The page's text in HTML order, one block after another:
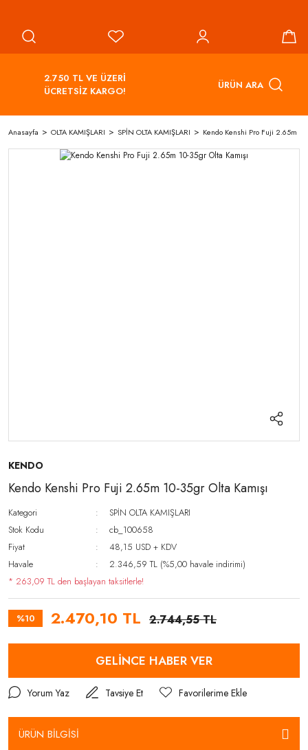
2.750 TL VE ÜZERİ
ÜCRETSİZ KARGO!
ÜRÜN ARA
Anasayfa OLTA KAMIŞLARI SPİN OLTA KAMIŞLARI Kendo Kenshi Pro Fuji 2.65m
KENDO
Kendo Kenshi Pro Fuji 2.65m 10-35gr Olta Kamışı
Kategori
SPİN OLTA KAMIŞLARI
Stok Kodu
cb_100658
Fiyat
48,15 USD + KDV
Havale
2.346,59 TL (%5,00 havale indirimi)
* 263,09 TL den başlayan taksitlerle!
%10 2.470,10 TL 2.744,55 TL
GELİNCE HABER VER
Yorum Yaz Tavsiye Et
ÜRÜN BİLGİSİ